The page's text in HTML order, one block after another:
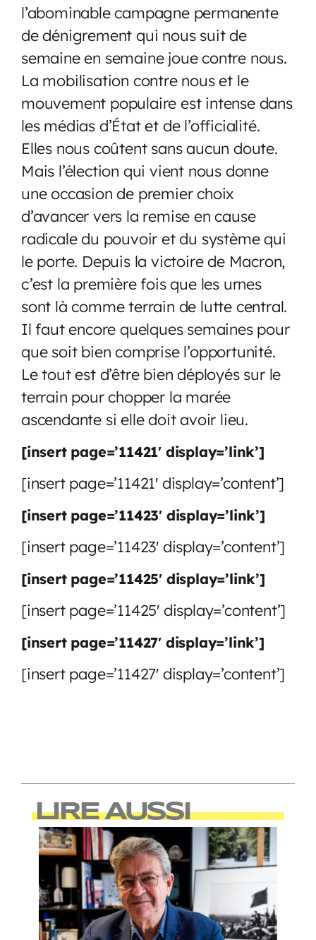
l’abominable campagne permanente
de dénigrement qui nous suit de
semaine en semaine joue contre nous.
La mobilisation contre nous et le
mouvement populaire est intense dans
les médias d’État et de l’officialité.
Elles nous coûtent sans aucun doute.
Mais l’élection qui vient nous donne
une occasion de premier choix
d’avancer vers la remise en cause
radicale du pouvoir et du système qui
le porte. Depuis la victoire de Macron,
c’est la première fois que les urnes
sont là comme terrain de lutte central.
Il faut encore quelques semaines pour
que soit bien comprise l’opportunité.
Le tout est d’être bien déployés sur le
terrain pour chopper la marée
ascendante si elle doit avoir lieu.
[insert page=’11421′ display=’link’]
[insert page=’11421′ display=’content’]
[insert page=’11423′ display=’link’]
[insert page=’11423′ display=’content’]
[insert page=’11425′ display=’link’]
[insert page=’11425′ display=’content’]
[insert page=’11427′ display=’link’]
[insert page=’11427′ display=’content’]
LIRE AUSSI